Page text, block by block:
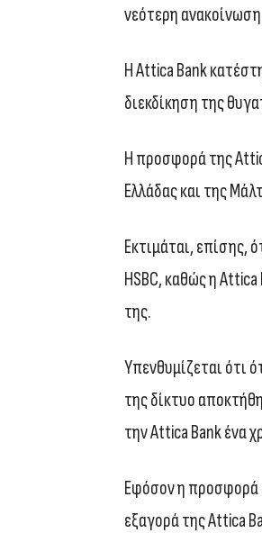
νεότερη
Η Attica Bank
διεκδίκηση της
Η προσφορά της
Ελλάδας και της
Εκτιμάται, επίσης,
HSBC, καθώς η
της.
Υπενθυμίζεται ότι
της δίκτυο
την Attica Bank ένα
Εφόσον η προσφορά
εξαγορά της Attica